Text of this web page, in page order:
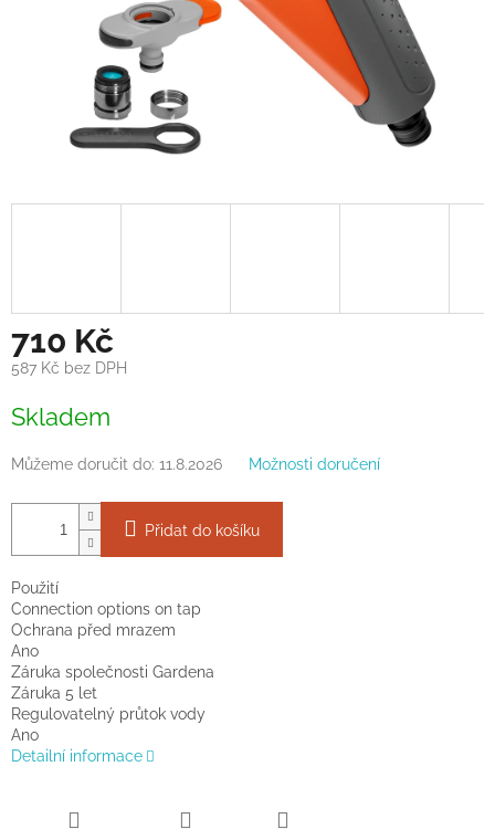
710 Kč
587 Kč bez DPH
cena:
Skladem
Můžeme doručit do: 11.8.2026 Možnosti doručení
Přidat do košíku
Použití
Connection options on tap
Ochrana před mrazem
Ano
Záruka společnosti Gardena
Záruka 5 let
Regulovatelný průtok vody
Ano
Detailní informace